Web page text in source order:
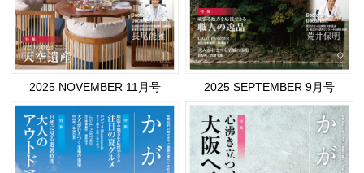
2025 NOVEMBER 11月号 2025 SEPTEMBER 9月号